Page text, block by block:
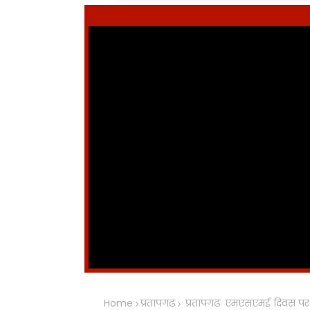
Home प्रतापगढ
प्रतापगढः एमएसएमई दिवस पर